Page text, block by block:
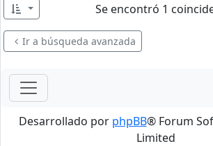
Se encontró 1
Ir a búsqueda avanzada
Desarrollado por phpBB® Forum
Limited